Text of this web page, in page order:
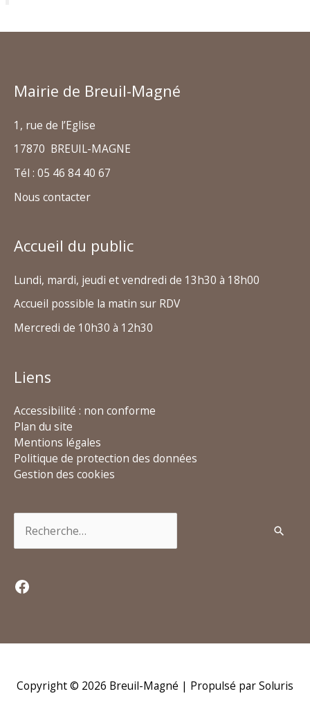
Mairie de Breuil-Magné
1, rue de l’Eglise
17870 BREUIL-MAGNE
Tél : 05 46 84 40 67
Nous contacter
Accueil du public
Lundi, mardi, jeudi et vendredi de 13h30 à 18h00
Accueil possible la matin sur RDV
Mercredi de 10h30 à 12h30
Liens
Accessibilité : non conforme
Plan du site
Mentions légales
Politique de protection des données
Gestion des cookies
Facebook
Copyright © 2026 Breuil-Magné | Propulsé par Soluris